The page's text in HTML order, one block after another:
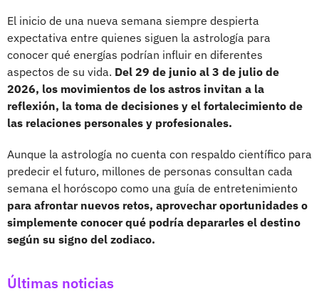
El inicio de una nueva semana siempre despierta
expectativa entre quienes siguen la astrología para
conocer qué energías podrían influir en diferentes
aspectos de su vida. Del 29 de junio al 3 de julio de
2026, los movimientos de los astros invitan a la
reflexión, la toma de decisiones y el fortalecimiento de
las relaciones personales y profesionales.
Aunque la astrología no cuenta con respaldo científico para
predecir el futuro, millones de personas consultan cada
semana el horóscopo como una guía de entretenimiento
para afrontar nuevos retos, aprovechar oportunidades o
simplemente conocer qué podría depararles el destino
según su signo del zodiaco.
Últimas noticias